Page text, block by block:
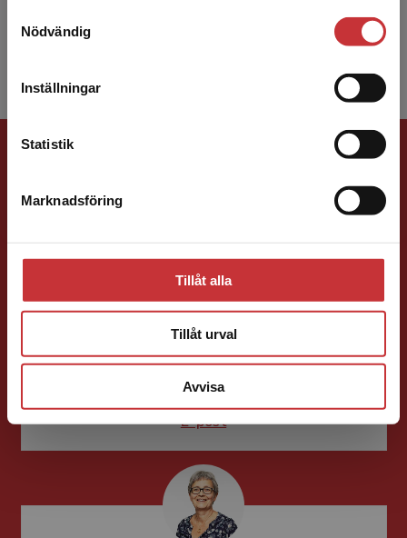
Nödvändig
Inställningar
Statistik
Marknadsföring
Tillåt alla
Tillåt urval
Avvisa
Vi erbjuder inte leveranser utanför Sverige. För
att kunna slutföra ett köp måste
Region Östergötland. Hennes ...
Förläggare
Vård och medicin
046-31 22 33
E-post